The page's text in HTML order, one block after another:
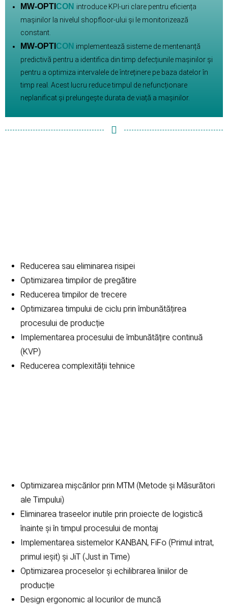
MW-OPTI CON introduce KPI-uri clare pentru eficiența
mașinilor la nivelul shopfloor-ului și le monitorizează
constant.
MW-OPTI CON implementează sisteme de mentenanță
predictivă pentru a identifica din timp defecțiunile mașinilor și
pentru a optimiza intervalele de întreținere pe baza datelor în
timp real. Acest lucru reduce timpul de nefuncționare
neplanificat și prelungește durata de viață a mașinilor.
Reducerea sau eliminarea risipei
Optimizarea timpilor de pregătire
Reducerea timpilor de trecere
Optimizarea timpului de ciclu prin îmbunătățirea
procesului de producție
Implementarea procesului de îmbunătățire continuă
(KVP)
Reducerea complexității tehnice
Optimizarea mișcărilor prin MTM (Metode și Măsurători
ale Timpului)
Eliminarea traseelor inutile prin proiecte de logistică
înainte și în timpul procesului de montaj
Implementarea sistemelor KANBAN, FiFo (Primul intrat,
primul ieșit) și JiT (Just in Time)
Optimizarea proceselor și echilibrarea liniilor de
producție
Design ergonomic al locurilor de muncă